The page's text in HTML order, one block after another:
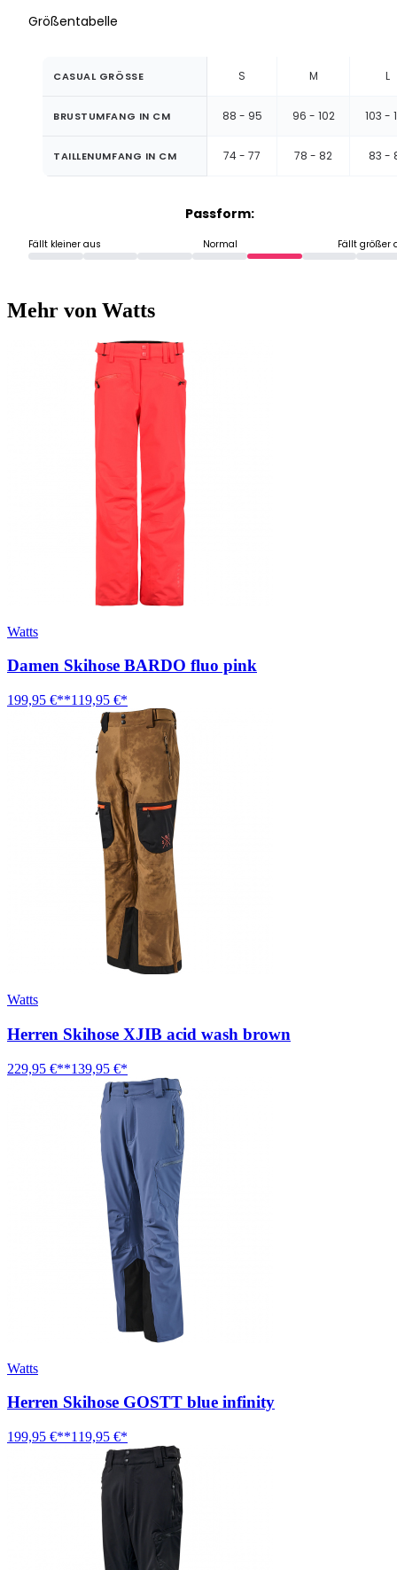
Größentabelle
CASUAL GRÖSSE S M L
BRUSTUMFANG IN CM 88 - 95 96 - 102 103 -
TAILLENUMFANG IN CM 74 - 77 78 - 82 83 -
Passform:
Fällt kleiner aus Normal Fällt größer
Mehr von Watts
Watts
Damen Skihose BARDO fluo pink
199,95 €**119,95 €*
Watts
Herren Skihose XJIB acid wash brown
229,95 €**139,95 €*
Watts
Herren Skihose GOSTT blue infinity
199,95 €**119,95 €*